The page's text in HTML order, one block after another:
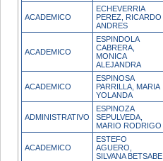
ACADEMICO
ECHEVERRIA
PEREZ, RICARDO
ANDRES
ACADEMICO
ESPINDOLA
CABRERA,
MONICA
ALEJANDRA
ACADEMICO
ESPINOSA
PARRILLA, MARIA
YOLANDA
ADMINISTRATIVO
ESPINOZA
SEPULVEDA,
MARIO RODRIGO
ACADEMICO
ESTEFO
AGUERO,
SILVANA BETSABE